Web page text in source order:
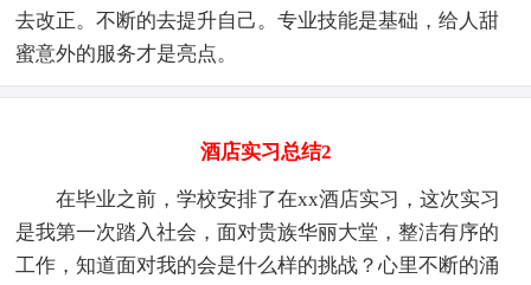
去改正。不断的去提升自己。专业技能是基础，给人甜
蜜意外的服务才是亮点。
酒店实习总结2
在毕业之前，学校安排了在xx酒店实习，这次实习
是我第一次踏入社会，面对贵族华丽大堂，整洁有序的
工作，知道面对我的会是什么样的挑战？心里不断的涌